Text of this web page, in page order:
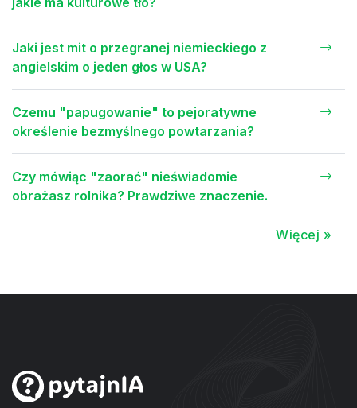
Jaki jest mit o przegranej niemieckiego z
angielskim o jeden głos w USA?
Czemu "papugowanie" to pejoratywne
określenie bezmyślnego powtarzania?
Czy mówiąc "zaorać" nieświadomie
obrażasz rolnika? Prawdziwe znaczenie.
Więcej »